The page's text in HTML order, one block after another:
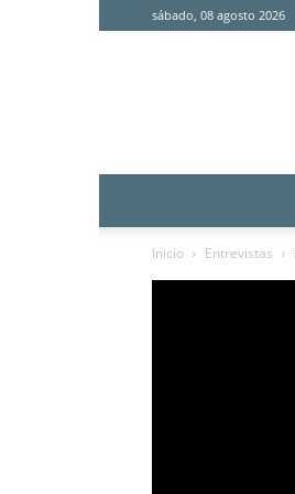
sábado, 08 agosto 2026
Inicio Entrevistas